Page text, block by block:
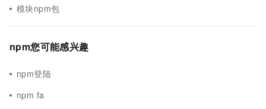
模块npm包
npm您可能感兴趣
npm登陆
npm fa